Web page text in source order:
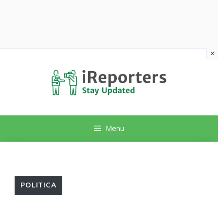
Menu
POLITICA
×